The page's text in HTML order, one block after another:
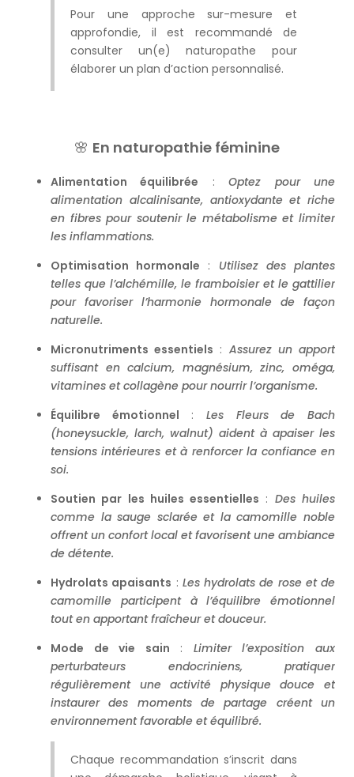
Pour une approche sur-mesure et
approfondie, il est recommandé de
consulter un(e) naturopathe pour
élaborer un plan d’action personnalisé.
🌸 En naturopathie féminine
Alimentation équilibrée :Optez pour une
alimentation alcalinisante, antioxydante et riche
en fibres pour soutenir le métabolisme et limiter
les inflammations.
Optimisation hormonale : Utilisez des plantes
telles que l’alchémille, le framboisier et le gattilier
pour favoriser l’harmonie hormonale de façon
naturelle.
Micronutriments essentiels : Assurez un apport
suffisant en calcium, magnésium, zinc, oméga,
vitamines et collagène pour nourrir l’organisme.
Équilibre émotionnel :Les Fleurs de Bach
(honeysuckle, larch, walnut) aident à apaiser les
tensions intérieures et à renforcer la confiance en
soi.
Soutien par les huiles essentielles : Des huiles
comme la sauge sclarée et la camomille noble
offrent un confort local et favorisent une ambiance
de détente.
Hydrolats apaisants : Les hydrolats de rose et de
camomille participent à l’équilibre émotionnel
tout en apportant fraîcheur et douceur.
Mode de vie sain : Limiter l’exposition aux
perturbateurs endocriniens, pratiquer
régulièrement une activité physique douce et
instaurer des moments de partage créent un
environnement favorable et équilibré.
Chaque recommandation s’inscrit dans